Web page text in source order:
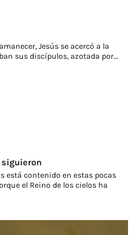
Jesús se acercó a la
sus discípulos, azotada por...
está contenido en estas pocas
el Reino de los cielos ha